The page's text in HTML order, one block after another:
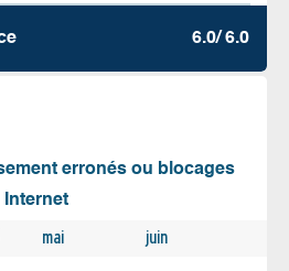
6.0/ 6.0
erronés ou blocages
Internet
mai juin